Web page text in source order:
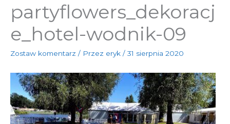
partyflowers_dekoracj
e_hotel-wodnik-09
Zostaw komentarz / Przez eryk / 31 sierpnia 2020